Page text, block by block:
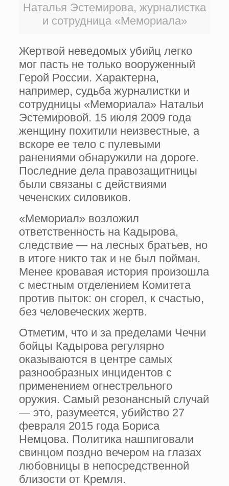
Наталья Эстемирова, журналистка
и сотрудница «Мемориала»
Жертвой неведомых убийц легко
мог пасть не только вооруженный
Герой России. Характерна,
например, судьба журналистки и
сотрудницы «Мемориала» Натальи
Эстемировой. 15 июля 2009 года
женщину похитили неизвестные, а
вскоре ее тело с пулевыми
ранениями обнаружили на дороге.
Последние дела правозащитницы
были связаны с действиями
чеченских силовиков.
«Мемориал» возложил
ответственность на Кадырова,
следствие — на лесных братьев, но
в итоге никто так и не был пойман.
Менее кровавая история произошла
с местным отделением Комитета
против пыток: он сгорел, к счастью,
без человеческих жертв.
Отметим, что и за пределами Чечни
бойцы Кадырова регулярно
оказываются в центре самых
разнообразных инцидентов с
применением огнестрельного
оружия. Самый резонансный случай
— это, разумеется, убийство 27
февраля 2015 года Бориса
Немцова. Политика нашпиговали
свинцом поздно вечером на глазах
любовницы в непосредственной
близости от Кремля.